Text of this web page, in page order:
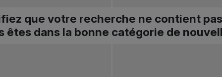
que votre recherche ne contient
dans la bonne catégorie de